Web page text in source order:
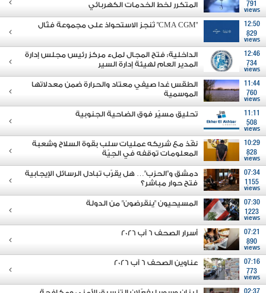
791
views
المتكرر لخط الخدمات الكهربائي
12:50
829
views
"CMA CGM" تُنجز الاستحواذ على مجموعة فتّال
12:46
734
views
الداخلية: فتح المجال لملء مركز رئيس مجلس إدارة
المدير العام لهيئة إدارة السير
11:44
760
views
الطقس غدا صيفي معتاد والحرارة ضمن معدلاتها
الموسمية
11:11
508
views
تحليق مسيّر فوق الضاحية الجنوبية
10:29
828
views
نفّذ مع شريكه عمليات سلب بقوة السلاح وشعبة
المعلومات توقفه في الجِيّة
07:34
1155
views
دمشق و"الحزب"… هل يقرّب تبادل الرسائل الإيجابية
فتح حوار مباشر؟
07:30
1223
views
المسيحيون "ينقرضون" من الدولة
07:21
890
views
أسرار الصحف 6 آب 2026
07:16
773
views
عناوين الصحف 6 آب 2026